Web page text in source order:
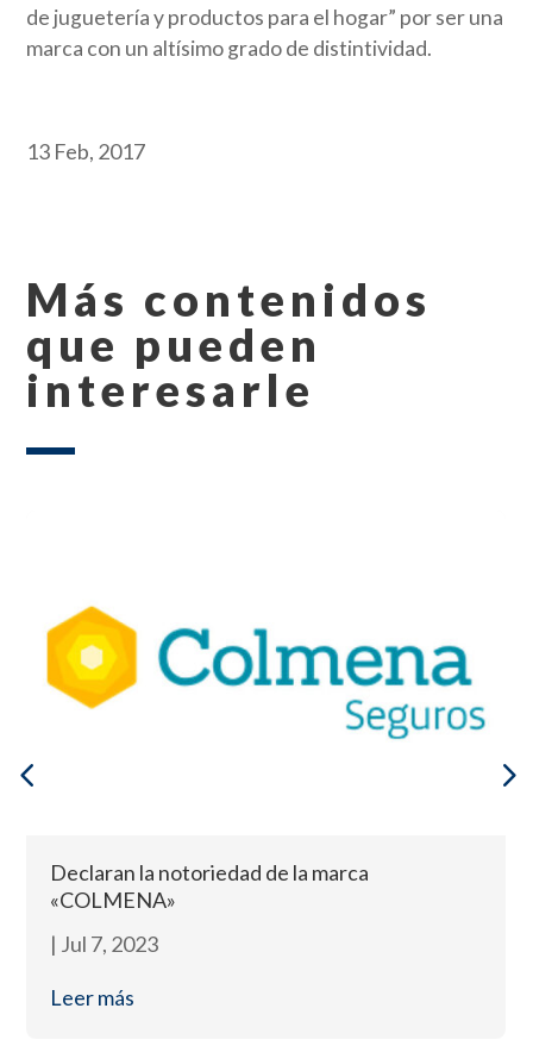
de juguetería y productos para el hogar” por ser una
marca con un altísimo grado de distintividad.
13 Feb, 2017
Más contenidos
que pueden
interesarle
Declaran la notoriedad de la marca
«COLMENA»
| Jul 7, 2023
Leer más